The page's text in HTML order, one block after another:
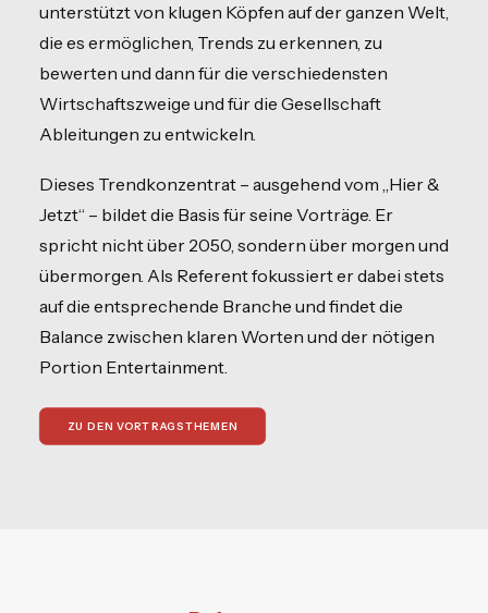
unterstützt von klugen Köpfen auf der ganzen Welt,
die es ermöglichen, Trends zu erkennen, zu
bewerten und dann für die verschiedensten
Wirtschaftszweige und für die Gesellschaft
Ableitungen zu entwickeln.
Dieses Trendkonzentrat – ausgehend vom „Hier &
Jetzt“ – bildet die Basis für seine Vorträge. Er
spricht nicht über 2050, sondern über morgen und
übermorgen. Als Referent fokussiert er dabei stets
auf die entsprechende Branche und findet die
Balance zwischen klaren Worten und der nötigen
Portion Entertainment.
ZU DEN VORTRAGSTHEMEN